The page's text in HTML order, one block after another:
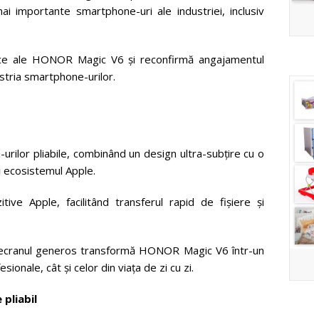
importante smartphone-uri ale industriei, inclusiv
ale HONOR Magic V6 și reconfirmă angajamentul
smartphone-urilor.
pliabile, combinând un design ultra-subțire cu o
Apple.
Apple, facilitând transferul rapid de fișiere și
generos transformă HONOR Magic V6 într-un
cât și celor din viața de zi cu zi.
pliabil